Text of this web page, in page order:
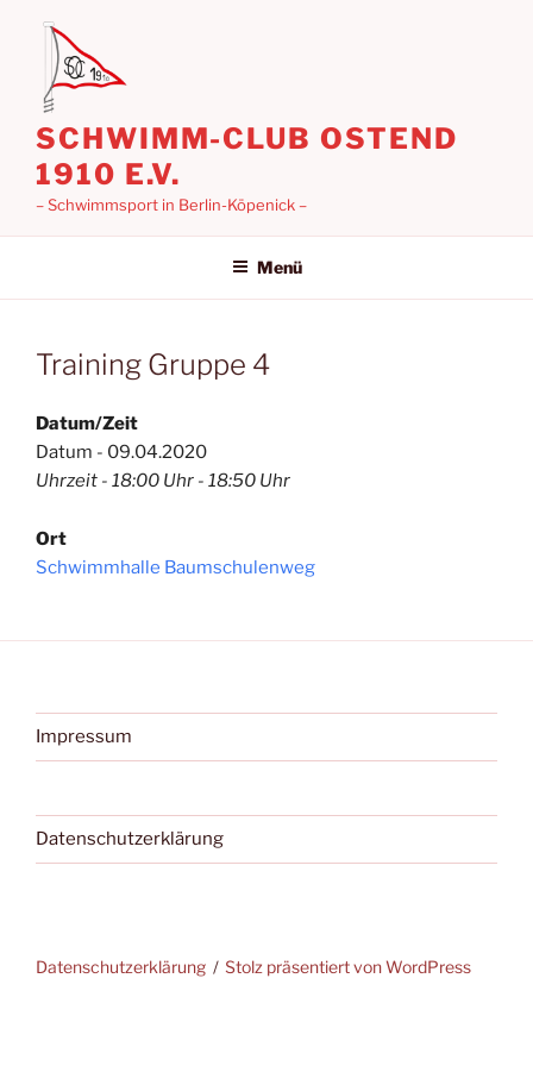
springen
SCHWIMM-CLUB OSTEND
1910 E.V.
– Schwimmsport in Berlin-Köpenick –
Menü
Training Gruppe 4
Datum/Zeit
Datum - 09.04.2020
Uhrzeit - 18:00 Uhr - 18:50 Uhr
Ort
Schwimmhalle Baumschulenweg
Impressum
Datenschutzerklärung
Datenschutzerklärung Stolz präsentiert von WordPress